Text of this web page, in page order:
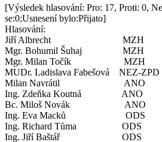
[Výsledek hlasování: Pro: 17, Proti: 0,
se:0;Usnesení bylo:Přijato]
Hlasování:
Jiří Albrecht MZH
Mgr. Bohumil Šuhaj
Mgr. Milan Točík
MUDr. Ladislava Fabešová NEZ-
Milan Navrátil ANO
Ing. Zdeňka Koutná
Bc. Miloš Novák
Ing. Eva Macků
Ing. Richard Tůma
Ing. Jiří Baštář